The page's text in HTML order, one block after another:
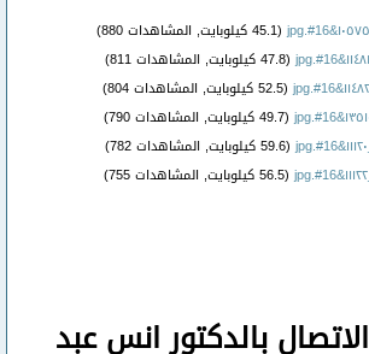
(45.1 كيلوبايت, المشاهدات 880)
(47.8 كيلوبايت, المشاهدات 811)
(52.5 كيلوبايت, المشاهدات 804)
(49.7 كيلوبايت, المشاهدات 790)
(59.6 كيلوبايت, المشاهدات 782)
(56.5 كيلوبايت, المشاهدات 755)
الاتصال بالدكتور انس عبد